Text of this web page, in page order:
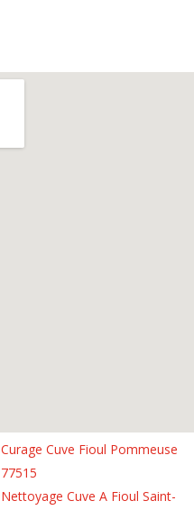
Curage Cuve Fioul Pommeuse
77515
Nettoyage Cuve A Fioul Saint-